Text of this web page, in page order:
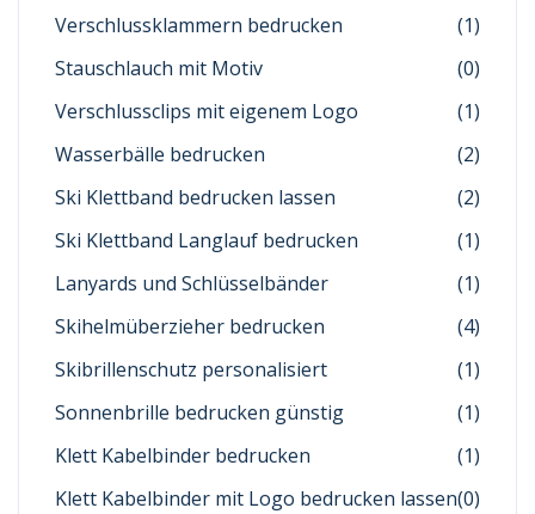
Verschlussklammern bedrucken
(1)
Stauschlauch mit Motiv
(0)
Verschlussclips mit eigenem Logo
(1)
Wasserbälle bedrucken
(2)
Ski Klettband bedrucken lassen
(2)
Ski Klettband Langlauf bedrucken
(1)
Lanyards und Schlüsselbänder
(1)
Skihelmüberzieher bedrucken
(4)
Skibrillenschutz personalisiert
(1)
Sonnenbrille bedrucken günstig
(1)
Klett Kabelbinder bedrucken
(1)
Klett Kabelbinder mit Logo bedrucken lassen(0)